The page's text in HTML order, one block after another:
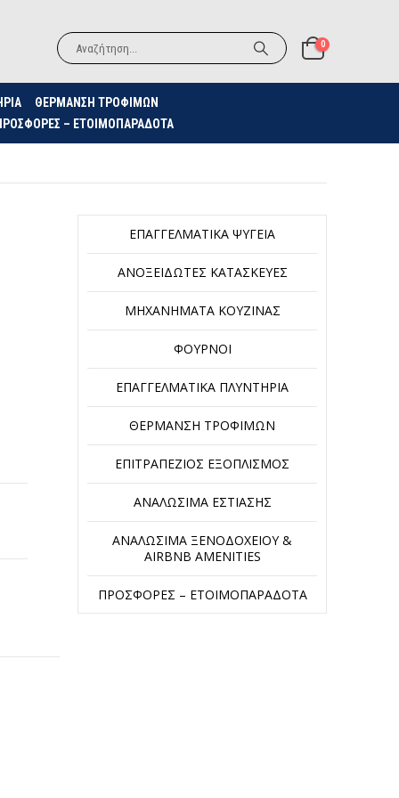
0
ΘΈΡΜΑΝΣΗ ΤΡΟΦΊΜΩΝ
– ΕΤΟΙΜΟΠΑΡΆΔΟΤΑ
ΕΠΑΓΓΕΛΜΑΤΙΚΆ ΨΥΓΕΊΑ
ΑΝΟΞΕΊΔΩΤΕΣ ΚΑΤΑΣΚΕΥΈΣ
ΜΗΧΑΝΉΜΑΤΑ ΚΟΥΖΊΝΑΣ
ΦΟΎΡΝΟΙ
ΕΠΑΓΓΕΛΜΑΤΙΚΆ ΠΛΥΝΤΉΡΙΑ
ΘΈΡΜΑΝΣΗ ΤΡΟΦΊΜΩΝ
ΕΠΙΤΡΑΠΈΖΙΟΣ ΕΞΟΠΛΙΣΜΌΣ
ΑΝΑΛΏΣΙΜΑ ΕΣΤΊΑΣΗΣ
ΑΝΑΛΏΣΙΜΑ ΞΕΝΟΔΟΧΕΊΟΥ &
AIRBNB AMENITIES
ΠΡΟΣΦΟΡΈΣ – ΕΤΟΙΜΟΠΑΡΆΔΟΤΑ